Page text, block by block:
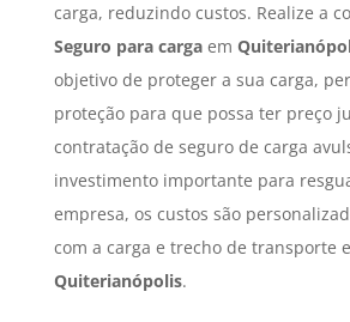
carga, reduzindo custos. Realize a
Seguro para cargaem
objetivo de proteger a sua carga,
proteção para que possa ter preço
contratação de seguro de carga
investimento importante para
empresa, os custos são
com a carga e trecho de transporte
Quiterianópolis.